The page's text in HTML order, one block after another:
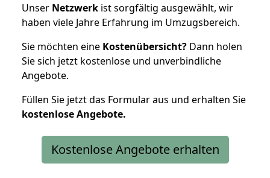
Unser Netzwerk ist sorgfältig ausgewählt, wir
haben viele Jahre Erfahrung im Umzugsbereich.
Sie möchten eine Kostenübersicht? Dann holen
Sie sich jetzt kostenlose und unverbindliche
Angebote.
Füllen Sie jetzt das Formular aus und erhalten Sie
kostenloseAngebote.
Kostenlose Angebote erhalten